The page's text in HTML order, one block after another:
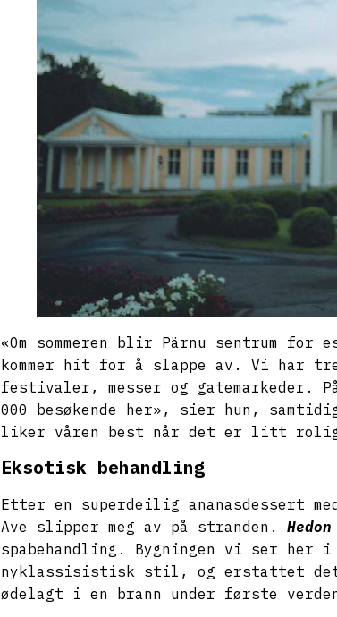
«Om sommeren blir Pärnu sentrum for
kommer hit for å slappe av. Vi har
festivaler, messer og gatemarkeder.
000 besøkende her», sier hun,
liker våren best når det er litt
Eksotisk behandling
Etter en superdeilig ananasdessert
Ave slipper meg av på stranden.
spabehandling. Bygningen vi ser her
nyklassisistisk stil, og erstattet det
ødelagt i en brann under første